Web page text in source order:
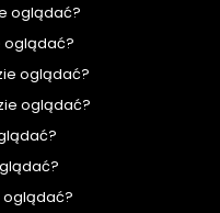
oglądać?
oglądać?
oglądać?
oglądać?
oglądać?